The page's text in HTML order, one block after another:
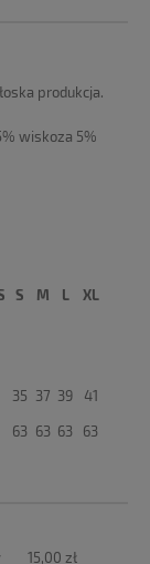
produkcja.
wiskoza 5%
S M L XL
35 37 39
41
63 63 63 63
15,00 zł